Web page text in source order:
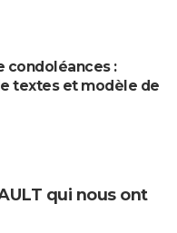
condoléances :
textes et modèle de
qui nous ont